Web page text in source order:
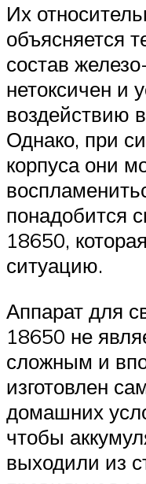
Их
объясняется
состав
нетоксичен и
воздействию
Однако, при
корпуса они
понадобится
18650,
ситуацию.
Аппарат для
18650 не
сложным и
изготовлен
домашних
чтобы
выходили из